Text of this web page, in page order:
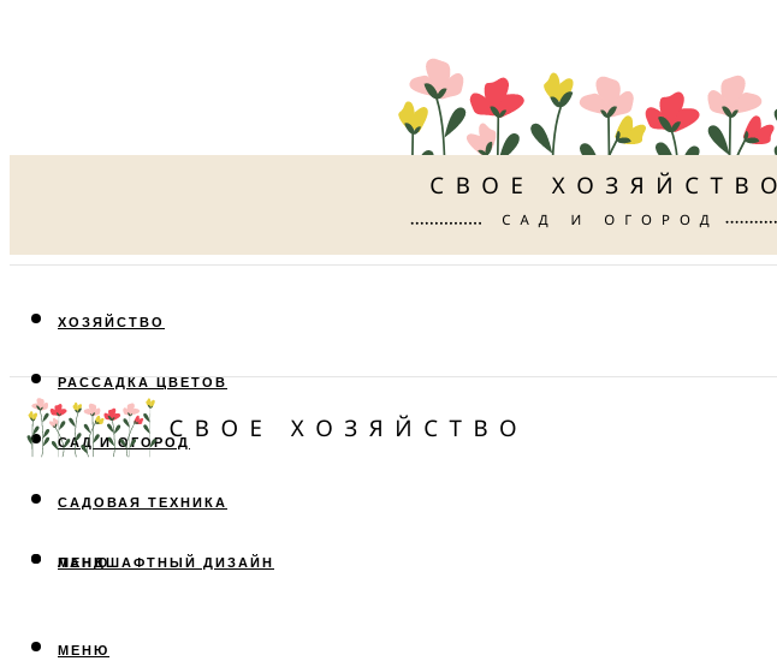
ХОЗЯЙСТВО
РАССАДКА ЦВЕТОВ
САД И ОГОРОД
САДОВАЯ ТЕХНИКА
ЛАНДШАФТНЫЙ ДИЗАЙН
МЕНЮ
МЕНЮ